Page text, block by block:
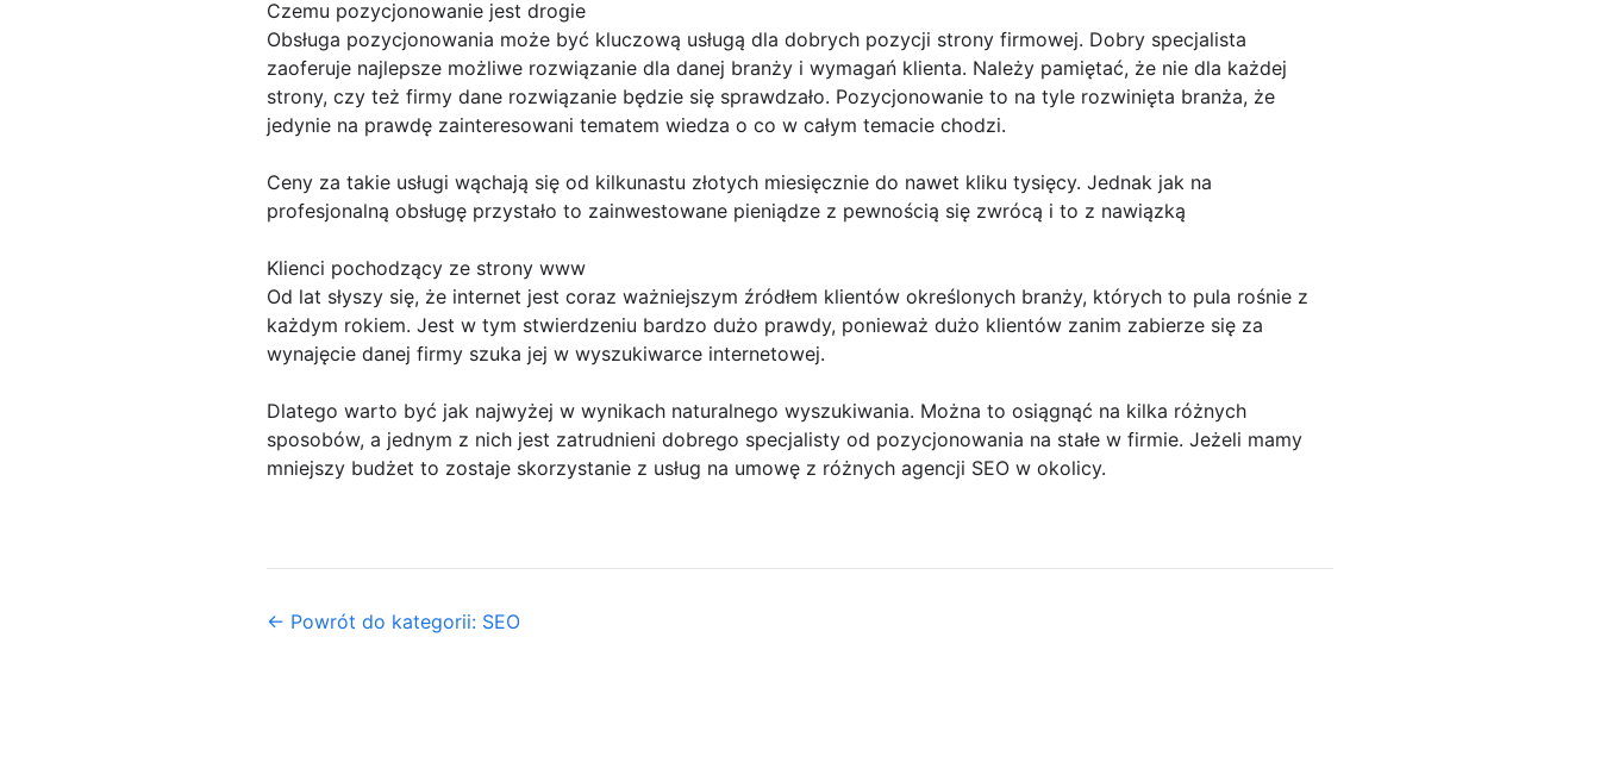
Czemu pozycjonowanie jest drogie
Obsługa pozycjonowania może być kluczową usługą dla dobrych pozycji strony firmowej. Dobry specjalista
zaoferuje najlepsze możliwe rozwiązanie dla danej branży i wymagań klienta. Należy pamiętać, że nie dla każdej
strony, czy też firmy dane rozwiązanie będzie się sprawdzało. Pozycjonowanie to na tyle rozwinięta branża, że
jedynie na prawdę zainteresowani tematem wiedza o co w całym temacie chodzi.
Ceny za takie usługi wąchają się od kilkunastu złotych miesięcznie do nawet kliku tysięcy. Jednak jak na
profesjonalną obsługę przystało to zainwestowane pieniądze z pewnością się zwrócą i to z nawiązką
Klienci pochodzący ze strony www
Od lat słyszy się, że internet jest coraz ważniejszym źródłem klientów określonych branży, których to pula rośnie z
każdym rokiem. Jest w tym stwierdzeniu bardzo dużo prawdy, ponieważ dużo klientów zanim zabierze się za
wynajęcie danej firmy szuka jej w wyszukiwarce internetowej.
Dlatego warto być jak najwyżej w wynikach naturalnego wyszukiwania. Można to osiągnąć na kilka różnych
sposobów, a jednym z nich jest zatrudnieni dobrego specjalisty od pozycjonowania na stałe w firmie. Jeżeli mamy
mniejszy budżet to zostaje skorzystanie z usług na umowę z różnych agencji SEO w okolicy.
← Powrót do kategorii: SEO